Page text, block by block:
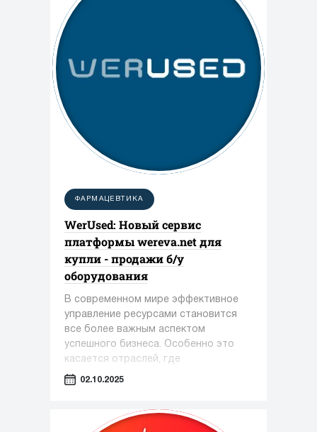
ФАРМАЦЕВТИКА
WerUsed: Новый сервис
платформы wereva.net для
купли - продажи б/у
оборудования
В современном мире эффективное
управление ресурсами становится
все более важным аспектом
успешного бизнеса. Особенно это
касается отраслей, где
оборудование играет ключевую роль
промышленность.
02.10.2025